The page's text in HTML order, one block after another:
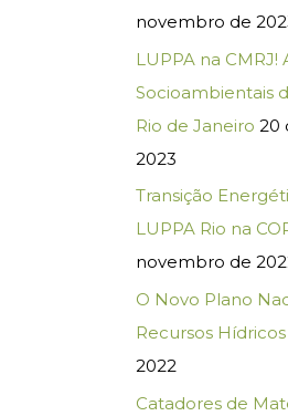
novembro de
LUPPA na CMRJ!
Socioambientais
Rio de Janeiro 20
2023
Transição
LUPPA Rio na
novembro de
O Novo Plano
Recursos Hídricos
2022
Catadores de